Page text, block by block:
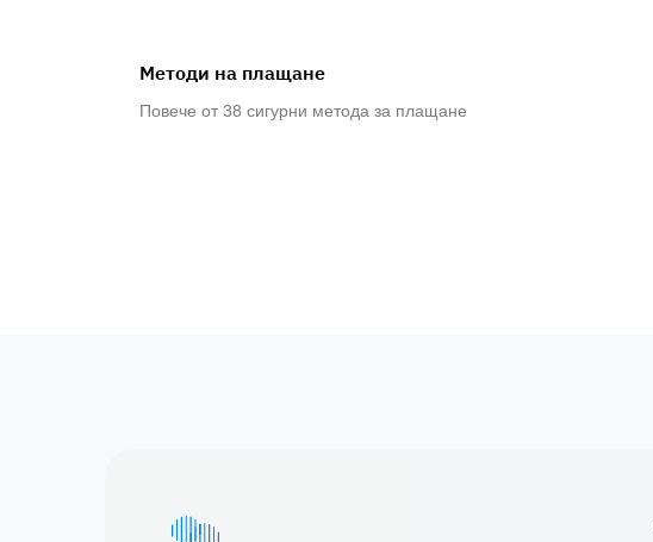
Методи на плащане
Повече от 38 сигурни метода за плащане